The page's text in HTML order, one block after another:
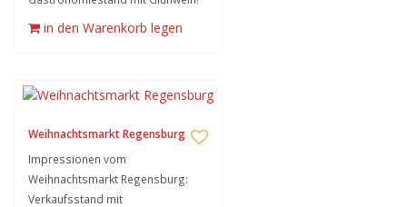
in den Warenkorb legen
Weihnachtsmarkt Regensburg
Impressionen vom
Weihnachtsmarkt Regensburg:
Verkaufsstand mit